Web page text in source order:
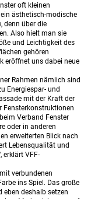
oft kleinen
ästhetisch-modische
denn über die
Also hielt man sie
und Leichtigkeit des
gehören
eröffnet uns dabei neue
Rahmen nämlich sind
Energiespar- und
mit der Kraft der
Fensterkonstruktionen
Verband Fenster
oder in anderen
erweiterten Blick nach
Lebensqualität und
erklärt VFF-
verbundenen
ins Spiel. Das große
eben deshalb setzen